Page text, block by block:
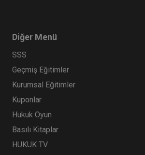
IX. Oturum
360 TL
Tüketici Hukuku Enstitüsü
Diğer Menü
SSS
Geçmiş Eğitimler
Kurumsal Eğitimler
Kuponlar
Hukuk Oyun
Basılı Kitaplar
HUKUK TV